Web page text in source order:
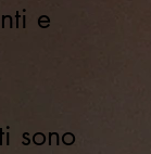
e
sono